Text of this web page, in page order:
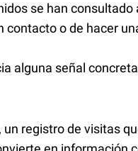
se han consultado
contacto o de hacer
alguna señal
un registro de visitas